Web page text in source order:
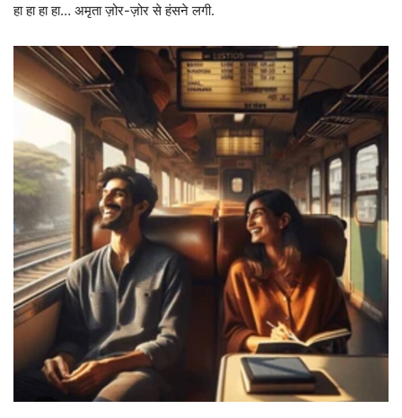
हा हा हा हा… अमृता ज़ोर-ज़ोर से हंसने लगी.